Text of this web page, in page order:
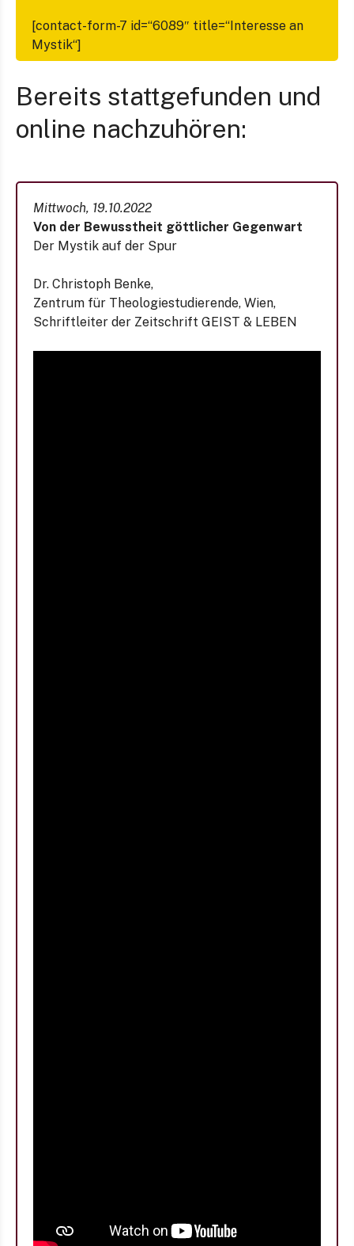
[contact-form-7 id=“6089″ title=“Interesse an
Mystik“]
Bereits stattgefunden und
online nachzuhören:
Mittwoch, 19.10.2022
Von der Bewusstheit göttlicher Gegenwart
Der Mystik auf der Spur
Dr. Christoph Benke,
Zentrum für Theologiestudierende, Wien,
Schriftleiter der Zeitschrift GEIST & LEBEN